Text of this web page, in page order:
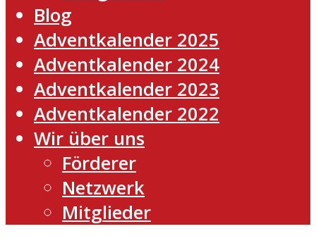
Blog
Adventkalender 2025
Adventkalender 2024
Adventkalender 2023
Adventkalender 2022
Wir über uns
Förderer
Netzwerk
Mitglieder